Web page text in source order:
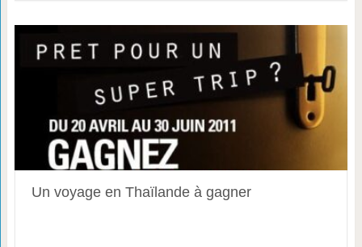
Un voyage en Thaïlande à gagner